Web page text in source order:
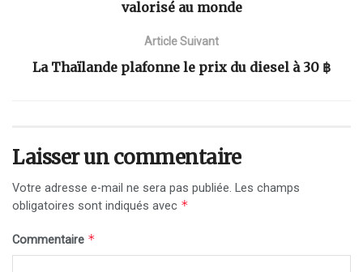
valorisé au monde
Article Suivant
La Thaïlande plafonne le prix du diesel à 30 ฿
Laisser un commentaire
Votre adresse e-mail ne sera pas publiée. Les champs
obligatoires sont indiqués avec *
Commentaire *